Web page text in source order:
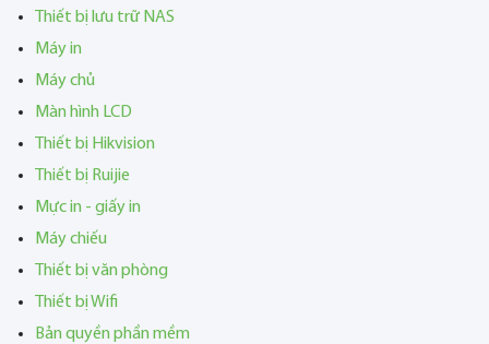
Thiết bị lưu trữ NAS
Máy in
Máy chủ
Màn hình LCD
Thiết bị Hikvision
Thiết bị Ruijie
Mực in - giấy in
Máy chiếu
Thiết bị văn phòng
Thiết bị Wifi
Bản quyền phần mềm